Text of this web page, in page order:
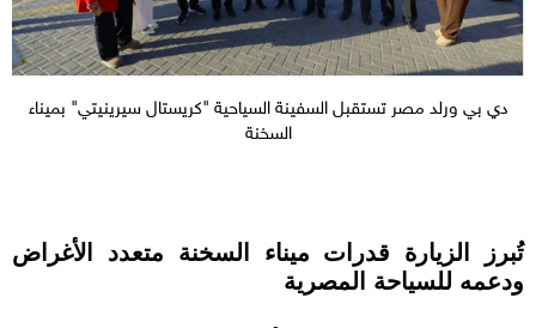
دي بي ورلد مصر تستقبل السفينة السياحية "كريستال سيرينيتي" بميناء
السخنة
تُبرز الزيارة قدرات ميناء السخنة متعدد الأغراض
ودعمه للسياحة المصرية